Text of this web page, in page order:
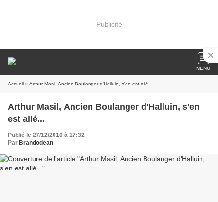
Publicité
MENU
Accueil » Arthur Masil, Ancien Boulanger d'Halluin, s'en est allé...
Arthur Masil, Ancien Boulanger d'Halluin, s'en
est allé...
Publié le 27/12/2010 à 17:32
Par Brandodean